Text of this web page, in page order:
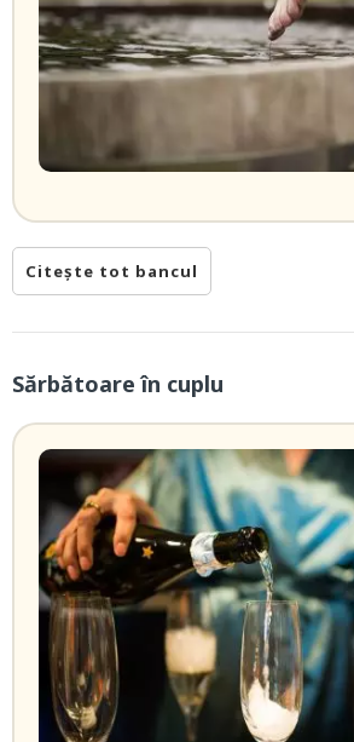
Citește tot bancul
Sărbătoare în cuplu